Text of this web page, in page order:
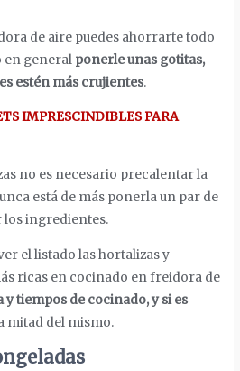
de aire puedes ahorrarte todo
en general ponerle unas gotitas,
estén más crujientes.
IMPRESCINDIBLES PARA
no es necesario precalentar la
está de más ponerla un par de
los ingredientes.
el listado las hortalizas y
ricas en cocinado en freidora de
tiempos de cocinado, y si es
mitad del mismo.